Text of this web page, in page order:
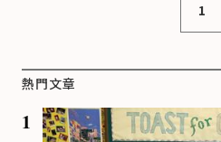
1
熱門文章
1